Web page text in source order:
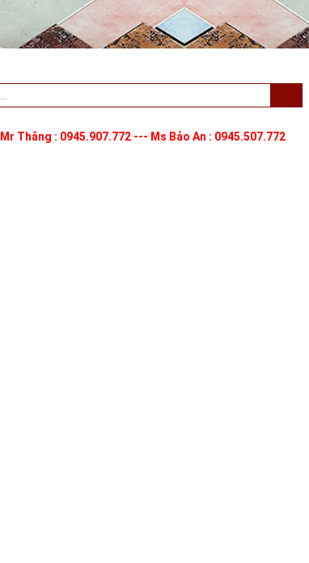
Mr Thắng : 0945.907.772 --- Ms Bảo An : 0945.507.772